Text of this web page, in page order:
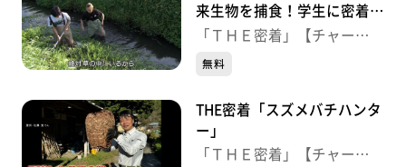
来生物を捕食！学生に密着」
＜2024.8.30（金）OA＞
「ＴＨＥ密着」【チャー
ジ！】
無料
THE密着「スズメバチハンタ
ー」
「ＴＨＥ密着」【チャー